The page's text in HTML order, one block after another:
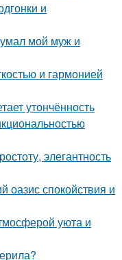
и
мой муж и
и гармонией
утончённость
элегантность
оазис спокойствия и
уюта и